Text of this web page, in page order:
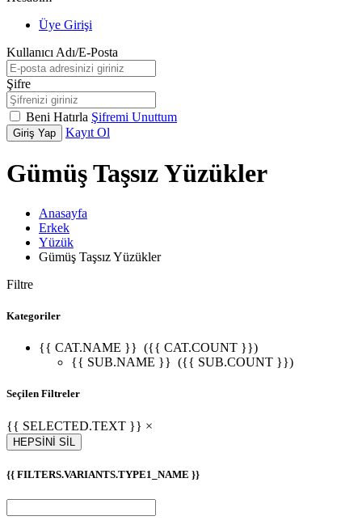
Üye Girişi
Kullanıcı Adı/E-Posta
Şifre
Beni Hatırla Şifremi Unuttum
Giriş Yap Kayıt Ol
Gümüş Taşsız Yüzükler
Anasayfa
Erkek
Yüzük
Gümüş Taşsız Yüzükler
Filtre
Kategoriler
{{ CAT.NAME }} ({{ CAT.COUNT }})
{{ SUB.NAME }} ({{ SUB.COUNT }})
Seçilen Filtreler
{{ SELECTED.TEXT }} ×
HEPSİNİ SİL
{{ FILTERS.VARIANTS.TYPE1_NAME }}